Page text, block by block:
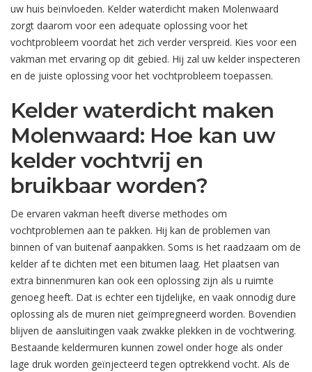
uw huis beïnvloeden. Kelder waterdicht maken Molenwaard
zorgt daarom voor een adequate oplossing voor het
vochtprobleem voordat het zich verder verspreid. Kies voor een
vakman met ervaring op dit gebied. Hij zal uw kelder inspecteren
en de juiste oplossing voor het vochtprobleem toepassen.
Kelder waterdicht maken
Molenwaard: Hoe kan uw
kelder vochtvrij en
bruikbaar worden?
De ervaren vakman heeft diverse methodes om
vochtproblemen aan te pakken. Hij kan de problemen van
binnen of van buitenaf aanpakken. Soms is het raadzaam om de
kelder af te dichten met een bitumen laag. Het plaatsen van
extra binnenmuren kan ook een oplossing zijn als u ruimte
genoeg heeft. Dat is echter een tijdelijke, en vaak onnodig dure
oplossing als de muren niet geïmpregneerd worden. Bovendien
blijven de aansluitingen vaak zwakke plekken in de vochtwering.
Bestaande keldermuren kunnen zowel onder hoge als onder
lage druk worden geïnjecteerd tegen optrekkend vocht. Als de